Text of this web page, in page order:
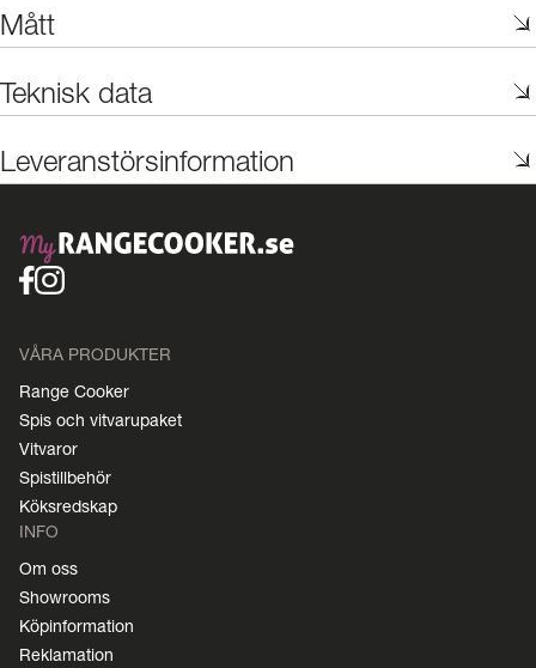
Mått
Teknisk data
Leveranstörsinformation
VÅRA PRODUKTER
Range Cooker
Spis och vitvarupaket
Vitvaror
Spistillbehör
Köksredskap
INFO
Om oss
Showrooms
Köpinformation
Reklamation